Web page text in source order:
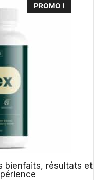
PROMO !
bienfaits, résultats et